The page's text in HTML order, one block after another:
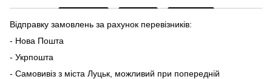
Відправку замовлень за рахунок перевізників:
- Нова Пошта
- Укрпошта
- Самовивіз з міста Луцьк, можливий при попередній